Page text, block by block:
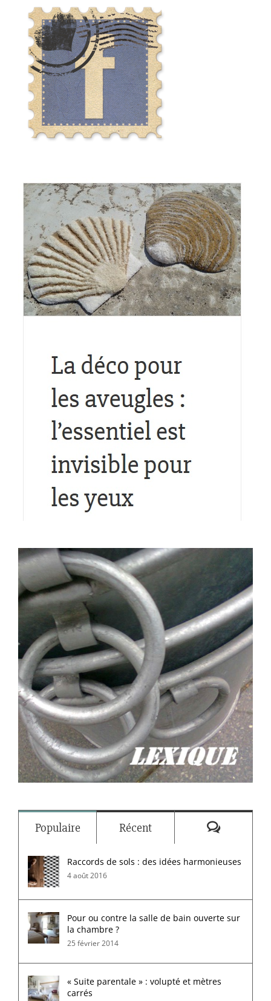
Populaire Récent
Raccords de sols : des idées harmonieuses
4 août 2016
Pour ou contre la salle de bain ouverte sur
la chambre ?
25 février 2014
« Suite parentale » : volupté et mètres
carrés